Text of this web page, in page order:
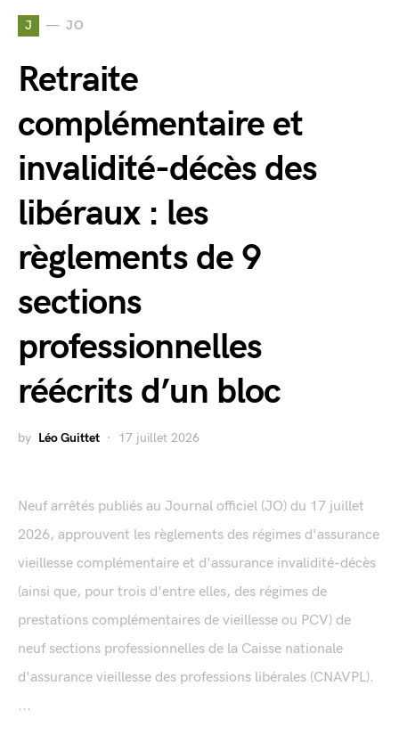
J JO
Retraite
complémentaire et
invalidité-décès des
libéraux : les
règlements de 9
sections
professionnelles
réécrits d’un bloc
by Léo Guittet 17 juillet 2026
Neuf arrêtés publiés au Journal officiel (JO) du 17 juillet
2026, approuvent les règlements des régimes d'assurance
vieillesse complémentaire et d'assurance invalidité-décès
(ainsi que, pour trois d'entre elles, des régimes de
prestations complémentaires de vieillesse ou PCV) de
neuf sections professionnelles de la Caisse nationale
d'assurance vieillesse des professions libérales (CNAVPL).
...